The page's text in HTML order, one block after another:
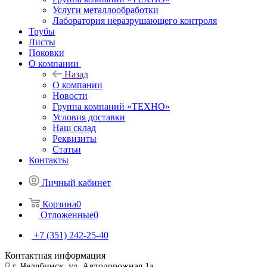
Услуги металлообработки
Лаборатория неразрушающего контроля
Трубы
Листы
Поковки
О компании
Назад
О компании
Новости
Группа компаний «ТЕХНО»
Условия доставки
Наш склад
Реквизиты
Статьи
Контакты
Личный кабинет
Корзина0
Отложенные0
+7 (351) 242-25-40
Контактная информация